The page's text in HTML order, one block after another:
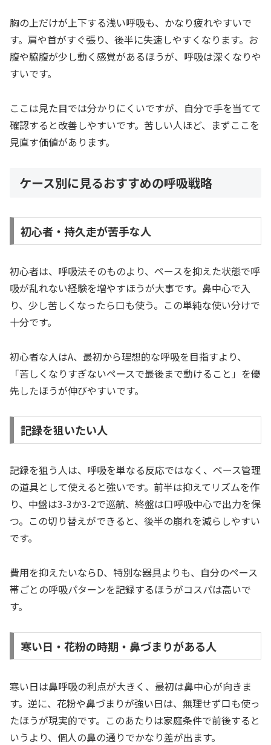
胸の上だけが上下する浅い呼吸も、かなり疲れやすいで
す。肩や首がすぐ張り、後半に失速しやすくなります。お
腹や脇腹が少し動く感覚があるほうが、呼吸は深くなりや
すいです。
ここは見た目では分かりにくいですが、自分で手を当てて
確認すると改善しやすいです。苦しい人ほど、まずここを
見直す価値があります。
ケース別に見るおすすめの呼吸戦略
初心者・持久走が苦手な人
初心者は、呼吸法そのものより、ペースを抑えた状態で呼
吸が乱れない経験を増やすほうが大事です。鼻中心で入
り、少し苦しくなったら口も使う。この単純な使い分けで
十分です。
初心者な人はA、最初から理想的な呼吸を目指すより、
「苦しくなりすぎないペースで最後まで動けること」を優
先したほうが伸びやすいです。
記録を狙いたい人
記録を狙う人は、呼吸を単なる反応ではなく、ペース管理
の道具として使えると強いです。前半は抑えてリズムを作
り、中盤は3-3か3-2で巡航、終盤は口呼吸中心で出力を保
つ。この切り替えができると、後半の崩れを減らしやすい
です。
費用を抑えたいならD、特別な器具よりも、自分のペース
帯ごとの呼吸パターンを記録するほうがコスパは高いで
す。
寒い日・花粉の時期・鼻づまりがある人
寒い日は鼻呼吸の利点が大きく、最初は鼻中心が向きま
す。逆に、花粉や鼻づまりが強い日は、無理せず口も使っ
たほうが現実的です。このあたりは家庭条件で前後すると
いうより、個人の鼻の通りでかなり差が出ます。